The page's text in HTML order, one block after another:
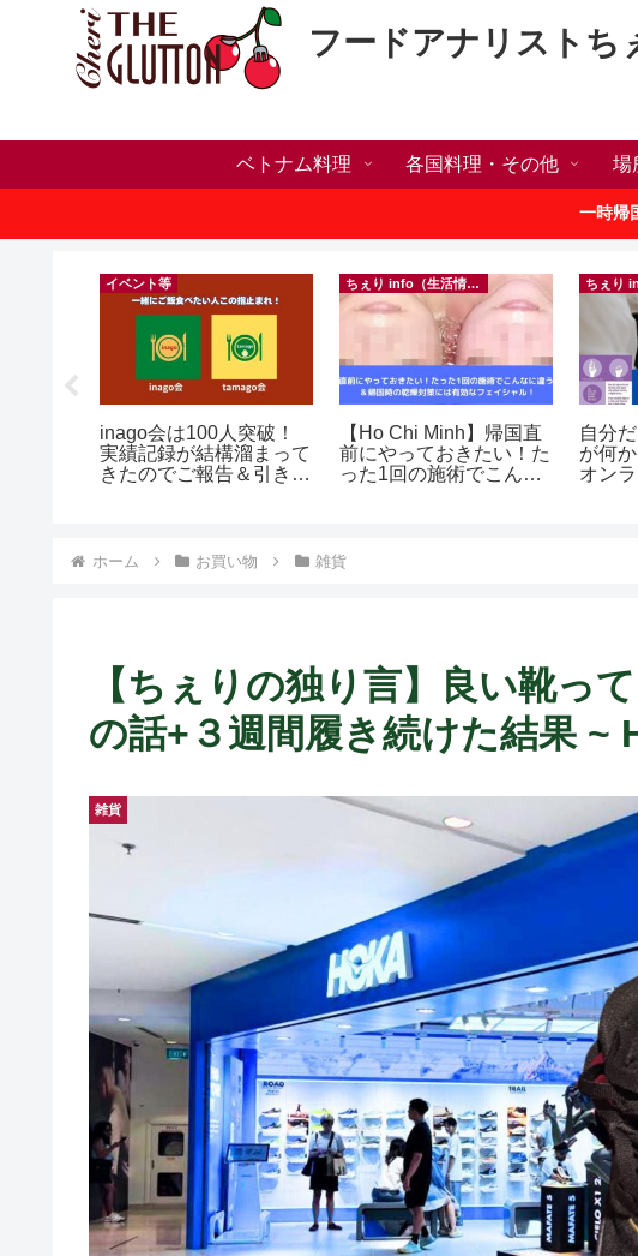
フードアナリストち
ベトナム料理 各国料理・その他 場
一時帰
イベント等
inago会は100人突破！
実績記録が結構溜まって
きたのでご報告＆引き続
ちぇり info（生活情報）
【Ho Chi Minh】帰国直
前にやっておきたい！た
った1回の施術でこんな
自分
が何
オン
ホーム お買い物 雑貨
【ちぇりの独り言】良い靴っ
の話+３週間履き続けた結果 ~
雑貨